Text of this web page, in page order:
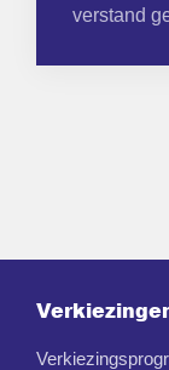
verstand